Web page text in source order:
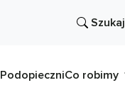
Szukaj
PodopieczniCo robimy